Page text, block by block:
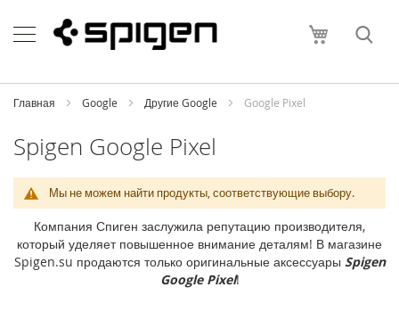
to
Content
Моя
h
o
i
P
h
e
1
Главная Google Другие Google Google Pixel
Spigen Google Pixel
Мы не можем найти продукты, соответствующие выбору.
Компания Спиген заслужила репутацию производителя,
который уделяет повышенное внимание деталям! В магазине
Spigen.su продаются только оригинальные аксессуары Spigen
Google Pixel!